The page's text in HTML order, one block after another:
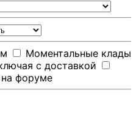
Моментальные клады
с доставкой
на форуме